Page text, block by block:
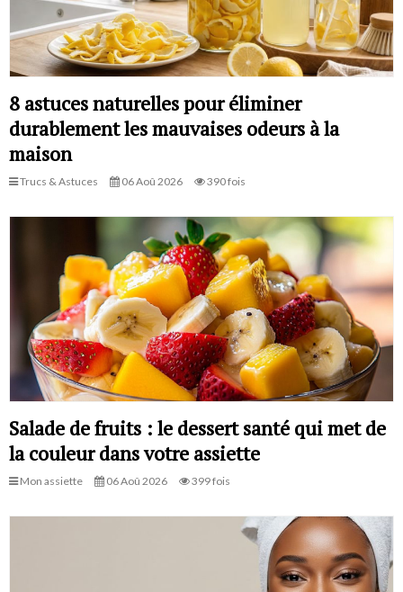
8 astuces naturelles pour éliminer
durablement les mauvaises odeurs à la
maison
Trucs & Astuces 06 Aoû 2026 390 fois
Salade de fruits : le dessert santé qui met de
la couleur dans votre assiette
Mon assiette 06 Aoû 2026 399 fois